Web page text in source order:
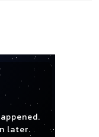
later.